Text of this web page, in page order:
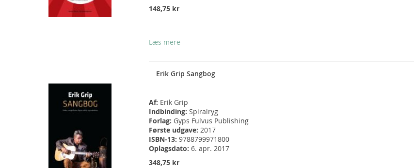
148,75 kr
Læs mere
Erik Grip Sangbog
Af: Erik Grip
Indbinding: Spiralryg
Forlag: Gyps Fulvus Publishing
Første udgave: 2017
ISBN-13: 9788799971800
Oplagsdato: 6. apr. 2017
348,75 kr